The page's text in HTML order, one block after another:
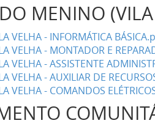
MENINO
VELHA - INFORMÁTICA
VELHA - MONTADOR E
VELHA - ASSISTENTE
VELHA - AUXILIAR DE
VELHA - COMANDOS